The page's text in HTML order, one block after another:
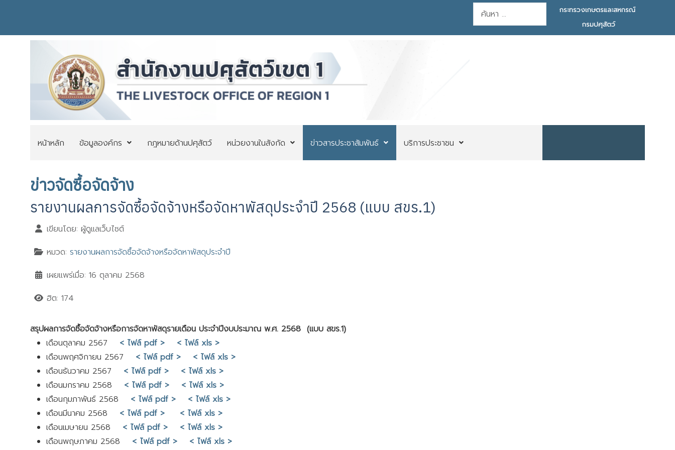
การค้นหา
กระทรวงเกษตรและสหกรณ์
กรมปศุสัตว์
หน้าหลัก ข้อมูลองค์กร กฎหมายด้านปศุสัตว์ หน่วยงานในสังกัด ข่าวสารประชาสัมพันธ์ บริการประชาชน
ข่าวจัดซื้อจัดจ้าง
รายงานผลการจัดซื้อจัดจ้างหรือจัดหาพัสดุประจำปี 2568 (แบบ สขร.1)
เขียนโดย:ผู้ดูแลเว็บไซต์
หมวด:รายงานผลการจัดซื้อจัดจ้างหรือจัดหาพัสดุประจำปี
เผยแพร่เมื่อ: 16 ตุลาคม 2568
ฮิต: 174
สรุปผลการจัดซื้อจัดจ้างหรือการจัดหาพัสดุรายเดือน ประจำปีงบประมาณ พ.ศ. 2568 (แบบ สขร.1)
เดือนตุลาคม 2567 < ไฟล์ pdf >
< ไฟล์ xls >
เดือนพฤศจิกายน 2567 < ไฟล์ pdf >
< ไฟล์ xls >
เดือนธันวาคม 2567 < ไฟล์ pdf >
< ไฟล์ xls >
เดือนมกราคม 2568 < ไฟล์ pdf >
< ไฟล์ xls >
เดือนกุมภาพันธ์ 2568 < ไฟล์ pdf >
< ไฟล์ xls >
เดือนมีนาคม 2568 < ไฟล์ pdf >
< ไฟล์ xls >
เดือนเมษายน 2568 < ไฟล์ pdf >
< ไฟล์ xls >
เดือนพฤษภาคม 2568 < ไฟล์ pdf >
< ไฟล์ xls >